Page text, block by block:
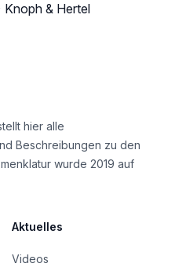
& Hertel
hier alle
Beschreibungen zu den
wurde 2019 auf
Aktuelles
Videos